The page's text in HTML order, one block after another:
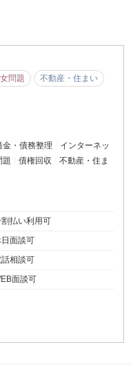
問題
不動産・住まい
金・債務整理
インターネッ
題 債権回収
不動産・住ま
払い利用可
面談可
話相談可
面談可